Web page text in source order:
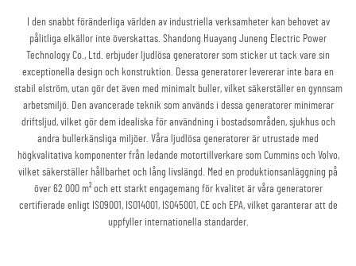
I den snabbt föränderliga världen av industriella verksamheter kan behovet av
pålitliga elkällor inte överskattas. Shandong Huayang Juneng Electric Power
Technology Co., Ltd. erbjuder ljudlösa generatorer som sticker ut tack vare sin
exceptionella design och konstruktion. Dessa generatorer levererar inte bara en
stabil elström, utan gör det även med minimalt buller, vilket säkerställer en gynnsam
arbetsmiljö. Den avancerade teknik som används i dessa generatorer minimerar
driftsljud, vilket gör dem idealiska för användning i bostadsområden, sjukhus och
andra bullerkänsliga miljöer. Våra ljudlösa generatorer är utrustade med
högkvalitativa komponenter från ledande motortillverkare som Cummins och Volvo,
vilket säkerställer hållbarhet och lång livslängd. Med en produktionsanläggning på
över 62 000 m² och ett starkt engagemang för kvalitet är våra generatorer
certifierade enligt ISO9001, ISO14001, ISO45001, CE och EPA, vilket garanterar att de
uppfyller internationella standarder.